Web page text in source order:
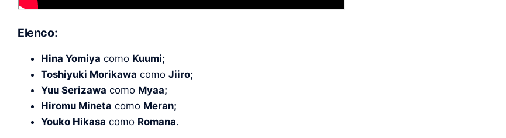
Elenco:
Hina Yomiya como Kuumi;
Toshiyuki Morikawa como Jiiro;
Yuu Serizawa como Myaa;
Hiromu Mineta como Meran;
Youko Hikasa como Romana.